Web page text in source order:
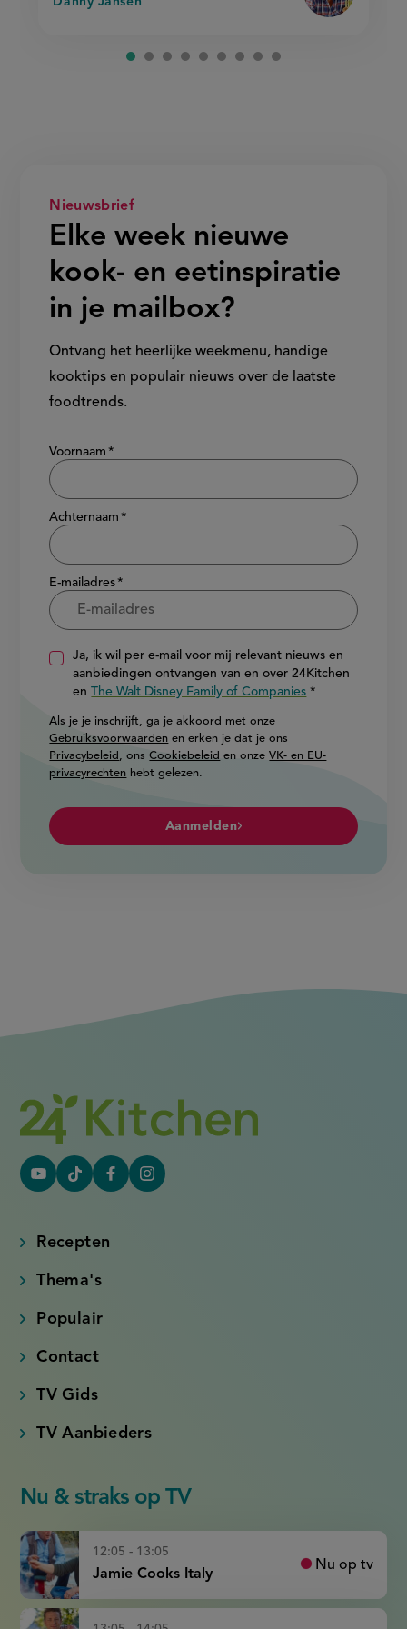
Nieuwsbrief
Elke week nieuwe
kook- en eetinspiratie
in je mailbox?
Ontvang het heerlijke weekmenu, handige
kooktips en populair nieuws over de laatste
foodtrends.
Show/hide
Voornaam
Achternaam
E-mailadres
Ja, ik wil per e-mail voor mij relevant nieuws en
aanbiedingen ontvangen van en over 24Kitchen
enThe Walt Disney Family of Companies
Als je je inschrijft, ga je akkoord met onze
Gebruiksvoorwaarden en erken je dat je ons
Privacybeleid , onsCookiebeleid en onzeVK- en EU-
privacyrechten hebt gelezen.
Aanmelden
YouTube
link)
Tiktok
link)
FacebookInstagram
Recepten
Thema's
Populair
Contact
TV Gids
TV Aanbieders
Nu & straks op TV
12:05 - 13:05
Jamie Cooks Italy
Nu op tv